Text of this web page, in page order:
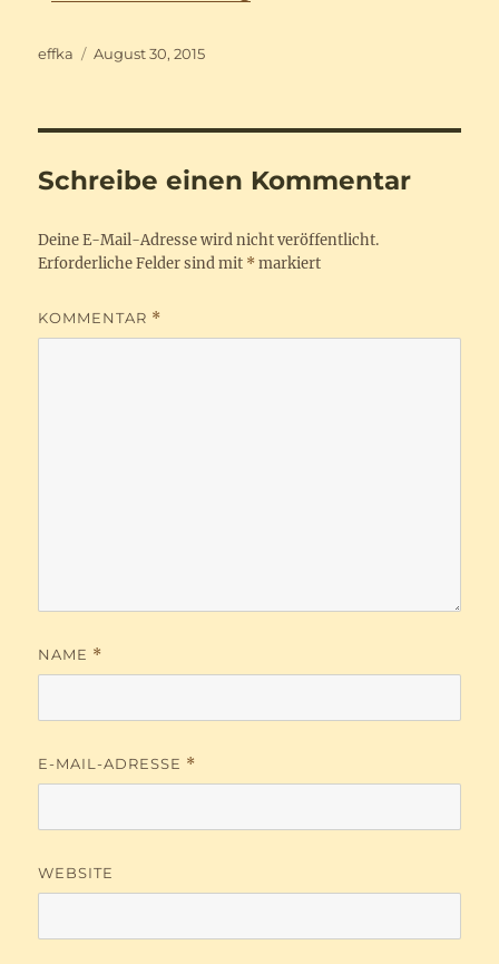
Autor
effka
Veröffentlicht
August 30, 2015
Schreibe einen Kommentar
Deine E-Mail-Adresse wird nicht veröffentlicht.
Erforderliche Felder sind mit * markiert
KOMMENTAR *
NAME *
E-MAIL-ADRESSE *
WEBSITE